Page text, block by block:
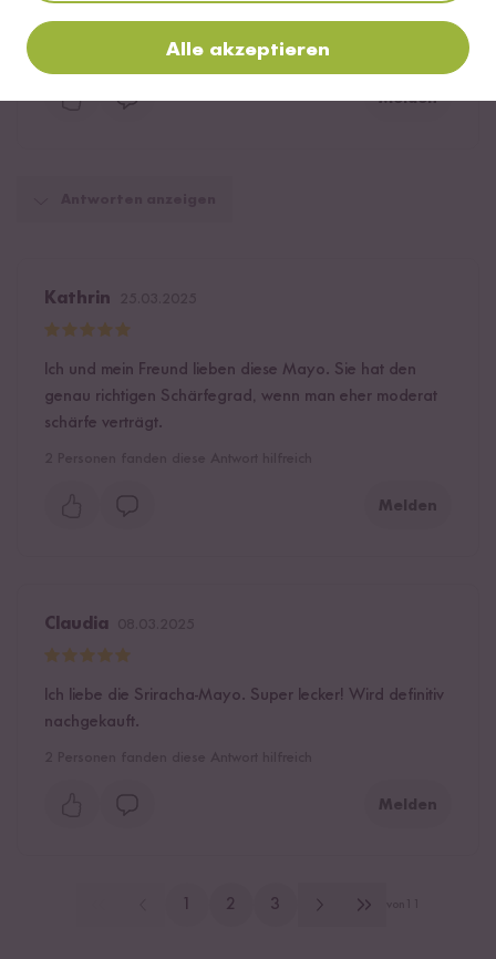
Personen fanden diese Antwort hilfreich
Melden
Kathrin
Ich und mein Freund lieben diese Mayo. Sie hat den
genau richtigen Schärfegrad, wenn man eher moderat
schärfe verträgt.
Melden
Claudia
Ich liebe die Sriracha-Mayo. Super lecker! Wird definitiv
nachgekauft.
Melden
1 2 3
Alle akzeptieren